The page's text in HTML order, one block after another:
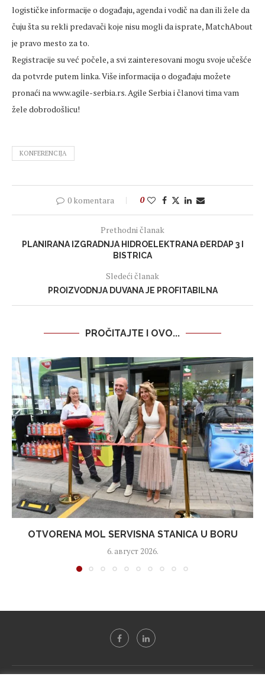
logističke informacije o događaju, agenda i vodič na dan ili žele da
čuju šta su rekli predavači koje nisu mogli da isprate, MatchAbout
je pravo mesto za to.
Registracije su već počele, a svi zainteresovani mogu svoje učešće
da potvrde putem linka. Više informacija o događaju možete
pronaći na www.agile-serbia.rs. Agile Serbia i članovi tima vam
žele dobrodošlicu!
KONFERENCIJA
0 komentara 0
Prethodni članak
PLANIRANA IZGRADNJA HIDROELEKTRANA ĐERDAP 3 I
BISTRICA
Sledeći članak
PROIZVODNJA DUVANA JE PROFITABILNA
PROČITAJTE I OVO...
OTVORENA MOL SERVISNA STANICA U BORU
6. август 2026.